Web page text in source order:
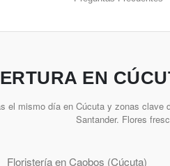
EN
el mismo día en Cúcuta y zonas clave
Santander. Flores
Floristería en Caobos (Cúcuta)